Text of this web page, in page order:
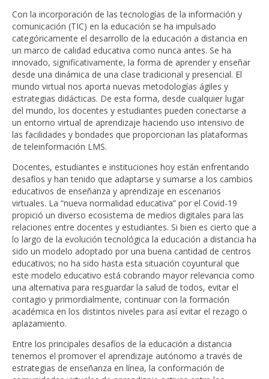
Con la incorporación de las tecnologías de la información y
comunicación (TIC) en la educación se ha impulsado
categóricamente el desarrollo de la educación a distancia en
un marco de calidad educativa como nunca antes. Se ha
innovado, significativamente, la forma de aprender y enseñar
desde una dinámica de una clase tradicional y presencial. El
mundo virtual nos aporta nuevas metodologías ágiles y
estrategias didácticas. De esta forma, desde cualquier lugar
del mundo, los docentes y estudiantes pueden conectarse a
un entorno virtual de aprendizaje haciendo uso intensivo de
las facilidades y bondades que proporcionan las plataformas
de teleinformación LMS.
Docentes, estudiantes e instituciones hoy están enfrentando
desafíos y han tenido que adaptarse y sumarse a los cambios
educativos de enseñanza y aprendizaje en escenarios
virtuales. La “nueva normalidad educativa” por el Covid-19
propició un diverso ecosistema de medios digitales para las
relaciones entre docentes y estudiantes. Si bien es cierto que a
lo largo de la evolución tecnológica la educación a distancia ha
sido un modelo adoptado por una buena cantidad de centros
educativos; no ha sido hasta esta situación coyuntural que
este modelo educativo está cobrando mayor relevancia como
una alternativa para resguardar la salud de todos, evitar el
contagio y primordialmente, continuar con la formación
académica en los distintos niveles para así evitar el rezago o
aplazamiento.
Entre los principales desafíos de la educación a distancia
tenemos el promover el aprendizaje autónomo a través de
estrategias de enseñanza en línea, la conformación de